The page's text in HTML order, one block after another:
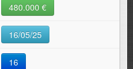
480.000 €
16/05/25
16